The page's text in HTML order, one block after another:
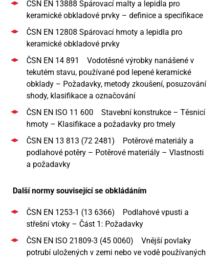
ČSN EN 13888 Spárovací malty a lepidla pro
keramické obkladové prvky – definice a specifikace
ČSN EN 12808 Spárovací hmoty a lepidla pro
keramické obkladové prvky
ČSN EN 14 891 Vodotěsné výrobky nanášené v
tekutém stavu, používané pod lepené keramické
obklady – Požadavky, metody zkoušení, posuzování
shody, klasifikace a označování
ČSN EN ISO 11 600 Stavební konstrukce – Těsnicí
hmoty – Klasifikace a požadavky pro tmely
ČSN EN 13 813 (72 2481) Potěrové materiály a
podlahové potěry – Potěrové materiály – Vlastnosti
a požadavky
Další normy související se obkládáním
ČSN EN 1253-1 (13 6366) Podlahové vpusti a
střešní vtoky – Část 1: Požadavky
ČSN EN ISO 21809-3 (45 0060) Vnější povlaky
potrubí uložených v zemi nebo ve vodě používaných